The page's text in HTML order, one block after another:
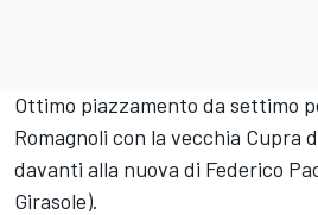
Ottimo piazzamento da settimo
Romagnoli con la vecchia Cupra
davanti alla nuova di Federico
Girasole).